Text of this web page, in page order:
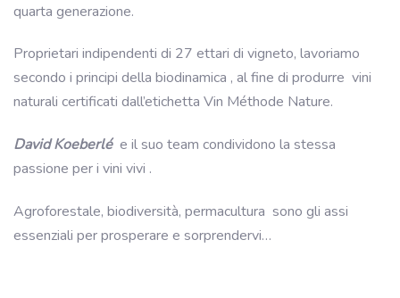
quarta generazione.
Proprietari indipendenti di 27 ettari di vigneto, lavoriamo
secondo i principi della biodinamica , al fine di produrre vini
naturali certificati dall’etichetta Vin Méthode Nature.
David Koeberlée il suo team condividono la stessa
passione peri vini vivi .
Agroforestale, biodiversità, permacultura sono gli assi
essenziali per prosperare e sorprendervi…